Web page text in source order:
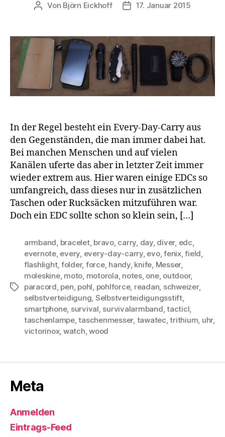
Beitragsautor
Von Björn Eickhoff Veröffentlichungsdatum
17. Januar 2015
In der Regel besteht ein Every-Day-Carry aus
den Gegenständen, die man immer dabei hat.
Bei manchen Menschen und auf vielen
Kanälen uferte das aber in letzter Zeit immer
wieder extrem aus. Hier waren einige EDCs so
umfangreich, dass dieses nur in zusätzlichen
Taschen oder Rucksäcken mitzuführen war.
Doch ein EDC sollte schon so klein sein, […]
Schlagwörter
armband, bracelet, bravo, carry, day, diver, edc,
evernote, every, every-day-carry, evo,fenix,field,
flashlight, folder, force, handy, knife, Messer,
moleskine, moto, motorola, notes, one, outdoor,
paracord, pen, pohl, pohlforce, readan, schweizer,
selbstverteidigung, Selbstverteidigungsstift,
smartphone, survival, survivalarmband,tacticl,
taschenlampe,taschenmesser, tawatec,trithium, uhr,
victorinox, watch,wood
Meta
Anmelden
Eintrags-Feed